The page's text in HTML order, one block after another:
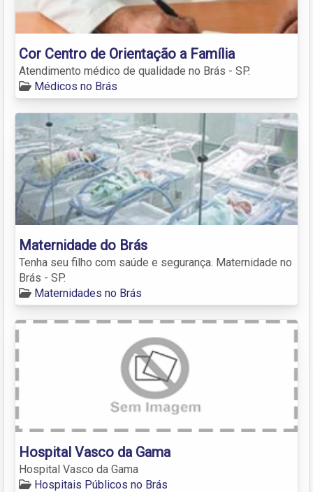
Cor Centro de Orientação a Família
Atendimento médico de qualidade no Brás - SP.
Médicos no Brás
Maternidade do Brás
Tenha seu filho com saúde e segurança. Maternidade no
Brás - SP.
Maternidades no Brás
Hospital Vasco da Gama
Hospital Vasco da Gama
Hospitais Públicos no Brás